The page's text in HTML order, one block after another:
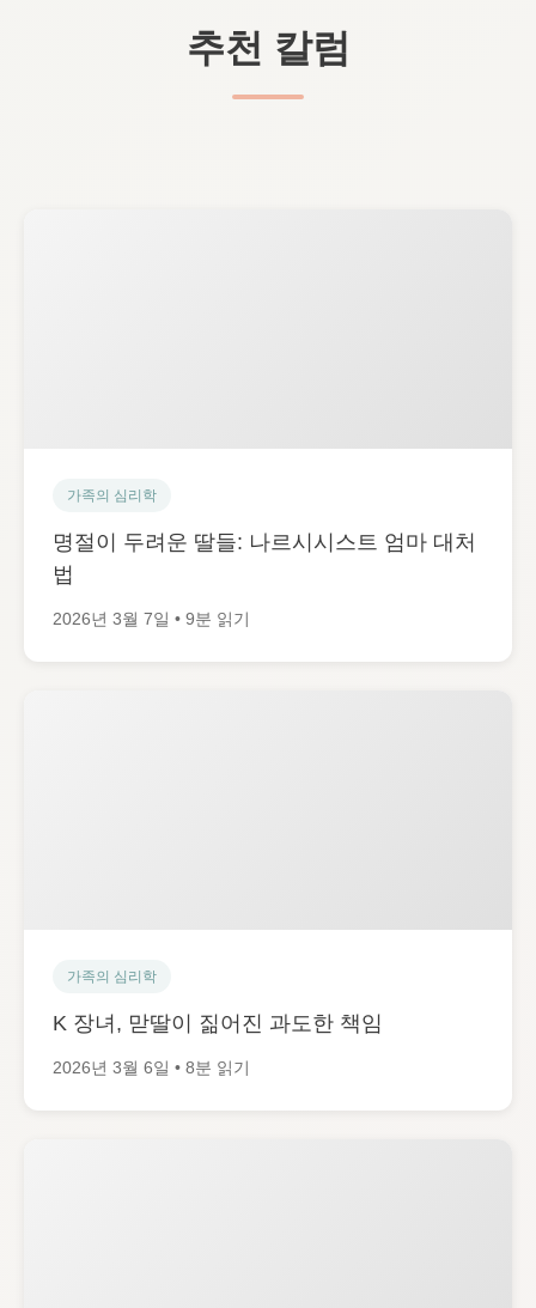
추천 칼럼
가족의 심리학
명절이 두려운 딸들: 나르시시스트 엄마 대처
법
2026년 3월 7일 • 9분 읽기
가족의 심리학
K 장녀, 맏딸이 짊어진 과도한 책임
2026년 3월 6일 • 8분 읽기